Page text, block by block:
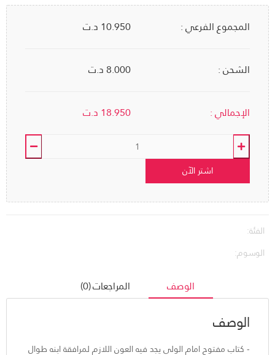
المجموع الفرعي : 10.950 د.ت
الشحن : 8.000 د.ت
الإجمالي : 18.950 د.ت
اشتر الآن
الفئة:
الوسوم:
الوصف المراجعات (0)
الوصف
- كتاب مفتوح امام الولي يجد فيه العون اللازم لمرافقة ابنه طوال